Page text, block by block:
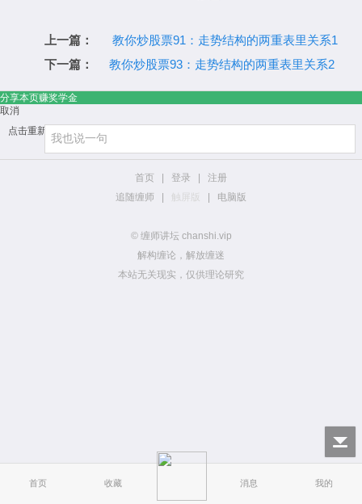
首页 收藏 消息 我的
上一篇：
教你炒股票91：走势结构的两重表里关系1
下一篇：
教你炒股票93：走势结构的两重表里关系2
分享本页赚奖学金
取消
点击重新加载
首页 登录
注册
追随缠师
触屏版 电脑版
© 缠师讲坛 chanshi.vip
解构缠论，解放缠迷
本站无关现实，仅供理论研究